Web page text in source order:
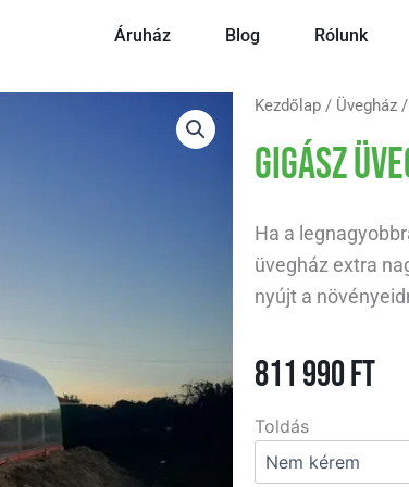
Áruház Blog Rólunk
Kezdőlap / Üvegház /
Gigász
Ha a
üvegház extra
nyújt a
811 990Ft
Toldás
Gigász
üvegház